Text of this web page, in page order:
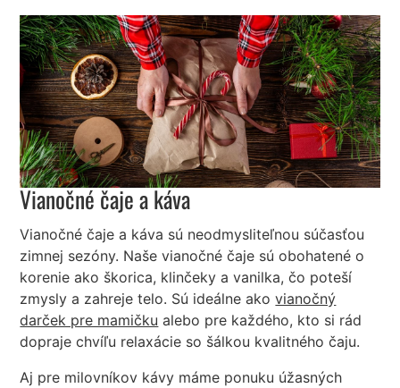
Vianočné čaje a káva
Vianočné čaje a káva sú neodmysliteľnou súčasťou
zimnej sezóny. Naše vianočné čaje sú obohatené o
korenie ako škorica, klinčeky a vanilka, čo poteší
zmysly a zahreje telo. Sú ideálne akovianočný
darček pre mamičku alebo pre každého, kto si rád
dopraje chvíľu relaxácie so šálkou kvalitného čaju.
Aj pre milovníkov kávy máme ponuku úžasných